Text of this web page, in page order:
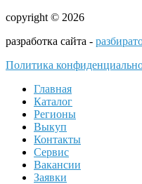
copyright © 2026
разработка сайта -
Политика
Главная
Каталог
Регионы
Выкуп
Контакты
Сервис
Вакансии
Заявки